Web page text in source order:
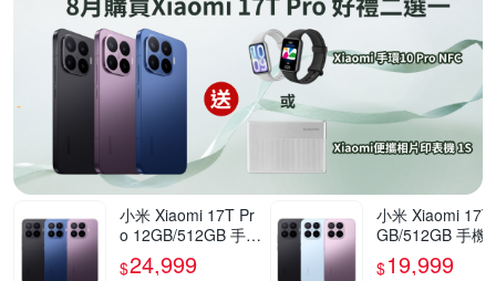
小米 Xiaomi 17T Pr
o 12GB/512GB 手機
官方旗艦館
$24,999
小米 Xiaomi 17T
GB/512GB 手機
方旗艦館
$19,999